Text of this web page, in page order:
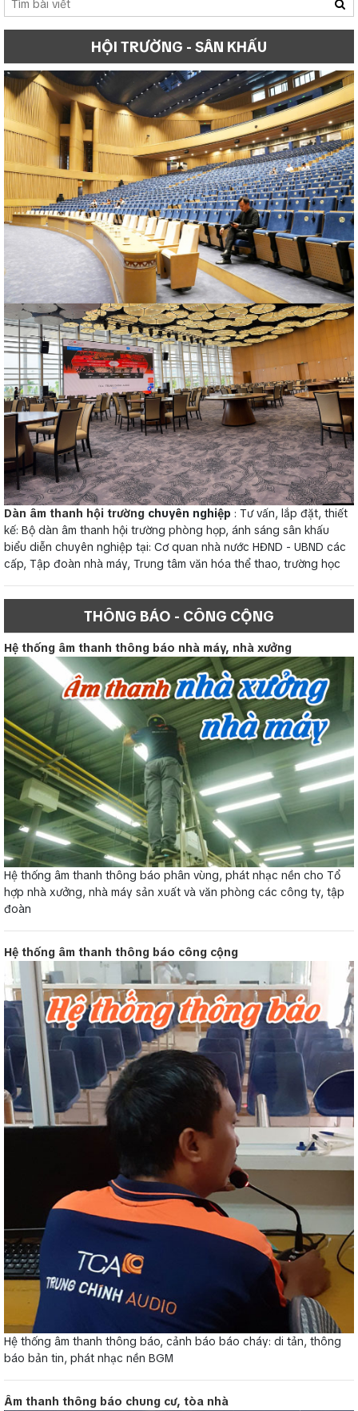
HỘI TRƯỜNG - SÂN KHẤU
Dàn âm thanh hội trường chuyên nghiệp : Tư vấn, lắp đặt, thiết
kế: Bộ dàn âm thanh hội trường phòng họp, ánh sáng sân khấu
biểu diễn chuyên nghiệp tại: Cơ quan nhà nước HĐND - UBND các
cấp, Tập đoàn nhà máy, Trung tâm văn hóa thể thao, trường học
THÔNG BÁO - CÔNG CỘNG
Hệ thống âm thanh thông báo nhà máy, nhà xưởng
Hệ thống âm thanh thông báo phân vùng, phát nhạc nền cho Tổ
hợp nhà xưởng, nhà máy sản xuất và văn phòng các công ty, tập
đoàn
Hệ thống âm thanh thông báo công cộng
Hệ thống âm thanh thông báo, cảnh báo báo cháy: di tản, thông
báo bản tin, phát nhạc nền BGM
Âm thanh thông báo chung cư, tòa nhà